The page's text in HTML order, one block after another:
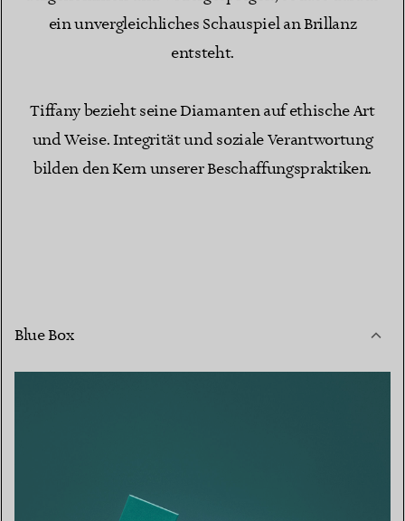
ein unvergleichliches Schauspiel an Brillanz
entsteht.
Tiffany bezieht seine Diamanten auf ethische Art
und Weise. Integrität und soziale Verantwortung
bilden den Kern unserer Beschaffungspraktiken.
Blue Box